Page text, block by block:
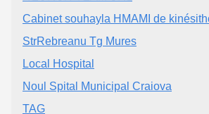
Cabinet souhayla HMAMI de
StrRebreanu Tg Mures
Local Hospital
Noul Spital Municipal Craiova
TAG